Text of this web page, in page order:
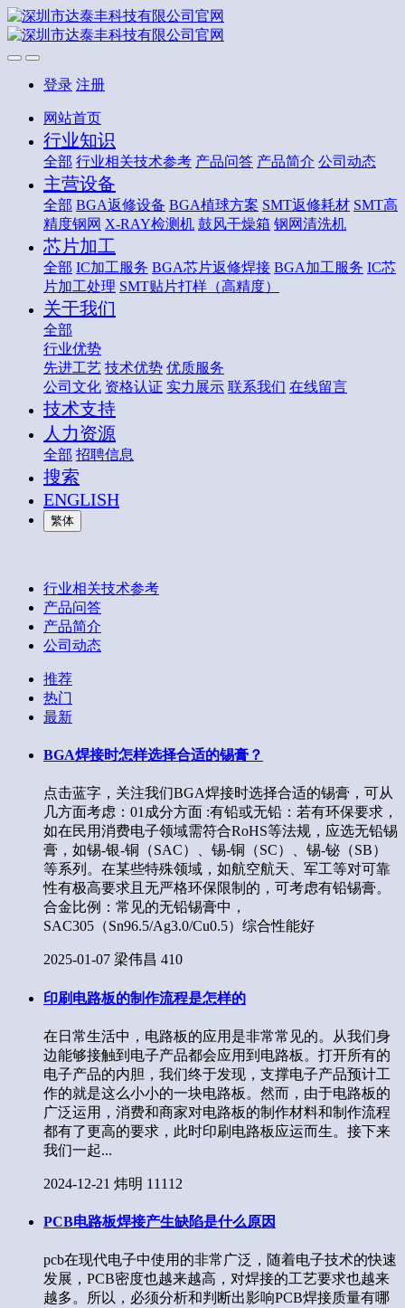
登录 注册
网站首页
行业知识
全部 行业相关技术参考 产品问答 产品简介 公司动态
主营设备
全部 BGA返修设备 BGA植球方案 SMT返修耗材 SMT高
精度钢网 X-RAY检测机 鼓风干燥箱 钢网清洗机
芯片加工
全部 IC加工服务 BGA芯片返修焊接 BGA加工服务 IC芯
片加工处理 SMT贴片打样（高精度）
关于我们
全部
行业优势
先进工艺 技术优势 优质服务
公司文化 资格认证 实力展示 联系我们 在线留言
技术支持
人力资源
全部 招聘信息
搜索
ENGLISH
繁体
行业相关技术参考
产品问答
产品简介
公司动态
推荐
热门
最新
BGA焊接时怎样选择合适的锡膏？
点击蓝字，关注我们BGA焊接时选择合适的锡膏，可从
几方面考虑：01成分方面 :有铅或无铅：若有环保要求，
如在民用消费电子领域需符合RoHS等法规，应选无铅锡
膏，如锡-银-铜（SAC）、锡-铜（SC）、锡-铋（SB）
等系列。在某些特殊领域，如航空航天、军工等对可靠
性有极高要求且无严格环保限制的，可考虑有铅锡膏。
合金比例：常见的无铅锡膏中，
SAC305（Sn96.5/Ag3.0/Cu0.5）综合性能好
2025-01-07 梁伟昌 410
印刷电路板的制作流程是怎样的
在日常生活中，电路板的应用是非常常见的。从我们身
边能够接触到电子产品都会应用到电路板。打开所有的
电子产品的内胆，我们终于发现，支撑电子产品预计工
作的就是这么小小的一块电路板。然而，由于电路板的
广泛运用，消费和商家对电路板的制作材料和制作流程
都有了更高的要求，此时印刷电路板应运而生。接下来
我们一起...
2024-12-21 炜明 11112
PCB电路板焊接产生缺陷是什么原因
pcb在现代电子中使用的非常广泛，随着电子技术的快速
发展，PCB密度也越来越高，对焊接的工艺要求也越来
越多。所以，必须分析和判断出影响PCB焊接质量有哪